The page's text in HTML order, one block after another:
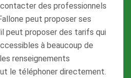
des professionnels
peut proposer ses
peut proposer des tarifs qui
à beaucoup de
renseignements
le téléphoner directement.